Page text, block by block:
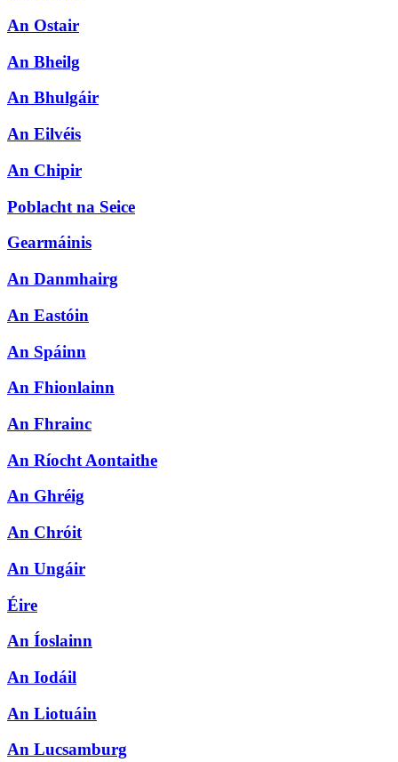
An Ostair
An Bheilg
An Bhulgáir
An Eilvéis
An Chipir
Poblacht na Seice
Gearmáinis
An Danmhairg
An Eastóin
An Spáinn
An Fhionlainn
An Fhrainc
An Ríocht Aontaithe
An Ghréig
An Chróit
An Ungáir
Éire
An Íoslainn
An Iodáil
An Liotuáin
An Lucsamburg